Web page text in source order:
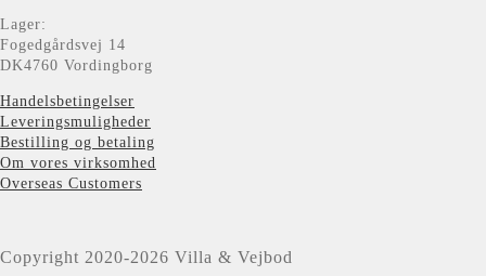
Lager:
Fogedgårdsvej 14
DK4760 Vordingborg
Handelsbetingelser
Leveringsmuligheder
Bestilling og betaling
Om vores virksomhed
Overseas Customers
Copyright 2020-2026 Villa & Vejbod